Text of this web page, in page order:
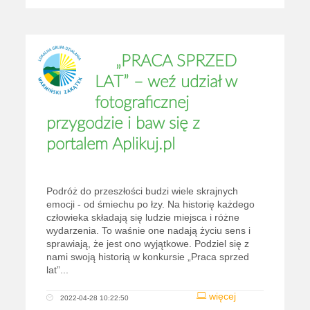
„PRACA SPRZED
LAT” – weź udział w
fotograficznej
przygodzie i baw się z
portalem Aplikuj.pl
Podróż do przeszłości budzi wiele skrajnych
emocji - od śmiechu po łzy. Na historię każdego
człowieka składają się ludzie miejsca i różne
wydarzenia. To waśnie one nadają życiu sens i
sprawiają, że jest ono wyjątkowe. Podziel się z
nami swoją historią w konkursie „Praca sprzed
lat”...
więcej
2022-04-28 10:22:50